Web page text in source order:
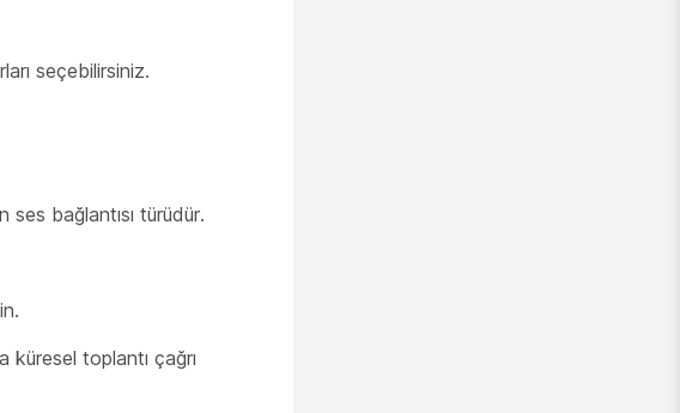
seçebilirsiniz.
ses bağlantısı türüdür.
küresel toplantı çağrı